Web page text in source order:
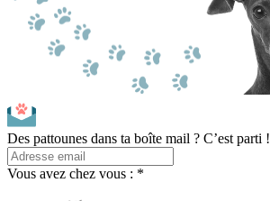
Des pattounes dans ta boîte mail ? C’est parti !
Vous avez chez vous : *